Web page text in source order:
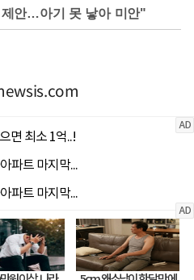
안…아기 못 낳아 미안"